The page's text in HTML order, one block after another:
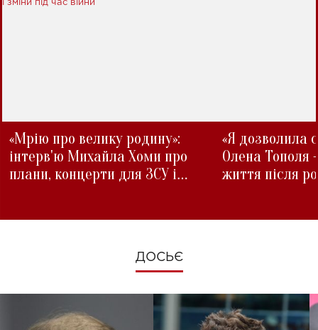
«Мрію про велику родину»:
інтерв'ю Михайла Хоми про
плани, концерти для ЗСУ і
«Я дозволила
Олена Тополя
життя після
ДОСЬЄ